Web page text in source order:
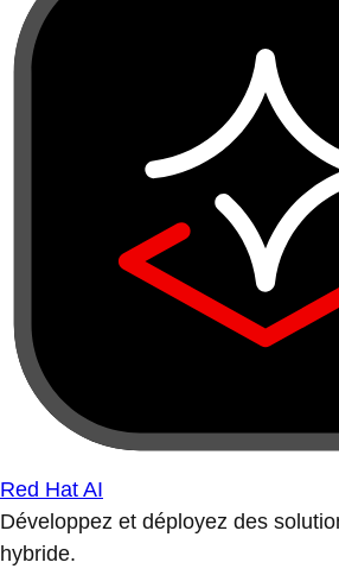
Red Hat AI
Développez et déployez des
hybride.